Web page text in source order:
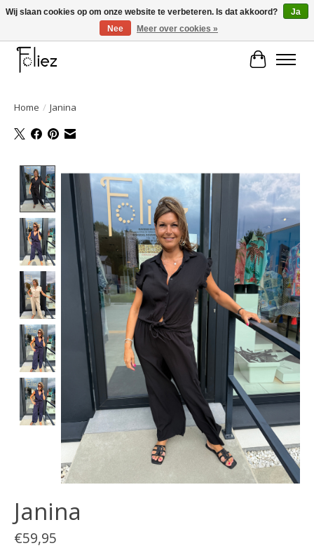
Large selection of products and fast shipping!
Home / Janina
Product image slideshow Items
Janina
€59,95
Wij slaan cookies op om onze website te verbeteren. Is dat akkoord?
Ja
Nee
Meer over cookies »